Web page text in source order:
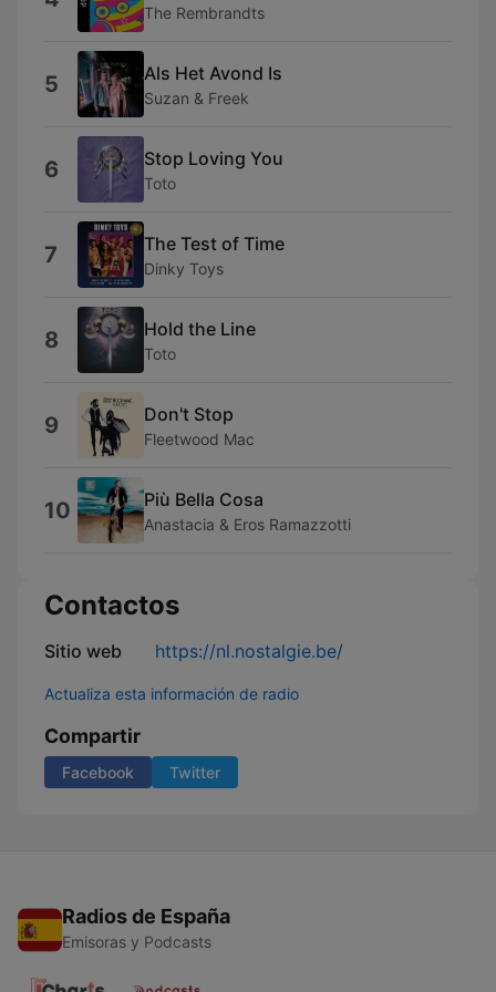
The Rembrandts
5 Als Het Avond Is
Suzan & Freek
6 Stop Loving You
Toto
7 The Test of Time
Dinky Toys
8 Hold the Line
Toto
9 Don't Stop
Fleetwood Mac
10 Più Bella Cosa
Anastacia & Eros Ramazzotti
Contactos
Sitio web https://nl.nostalgie.be/
Actualiza esta información de radio
Compartir
Facebook Twitter
Radios de España
Emisoras y Podcasts